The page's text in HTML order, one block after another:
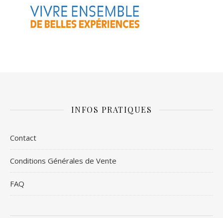
INFOS PRATIQUES
Contact
Conditions Générales de Vente
FAQ